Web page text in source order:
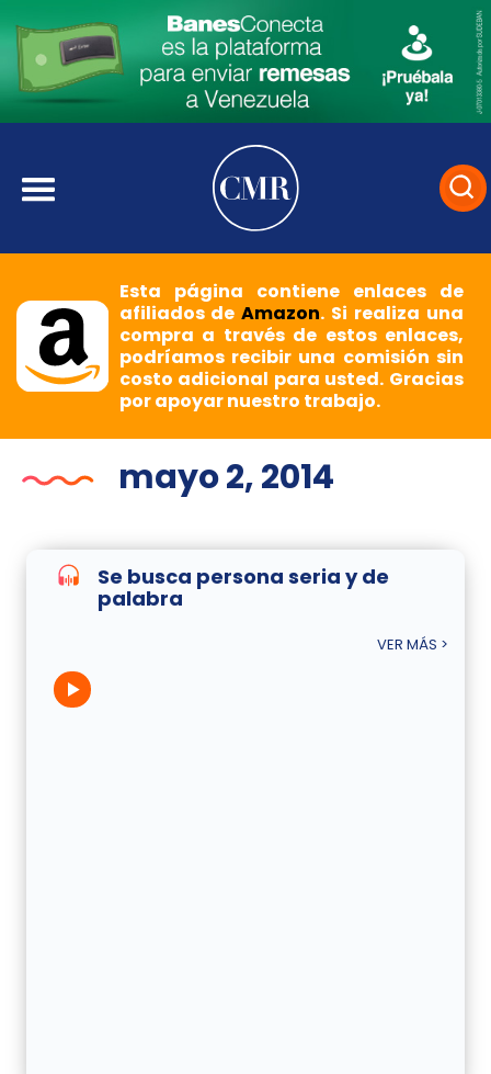
Esta página contiene enlaces de
afiliados deAmazon. Si realiza una
compra a través de estos enlaces,
podríamos recibir una comisión sin
costo adicional para usted. Gracias
por apoyar nuestro trabajo.
mayo 2, 2014
Se busca persona seria y de
palabra
VER MÁS >